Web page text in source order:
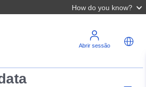
How do you know?
Abrir sessão